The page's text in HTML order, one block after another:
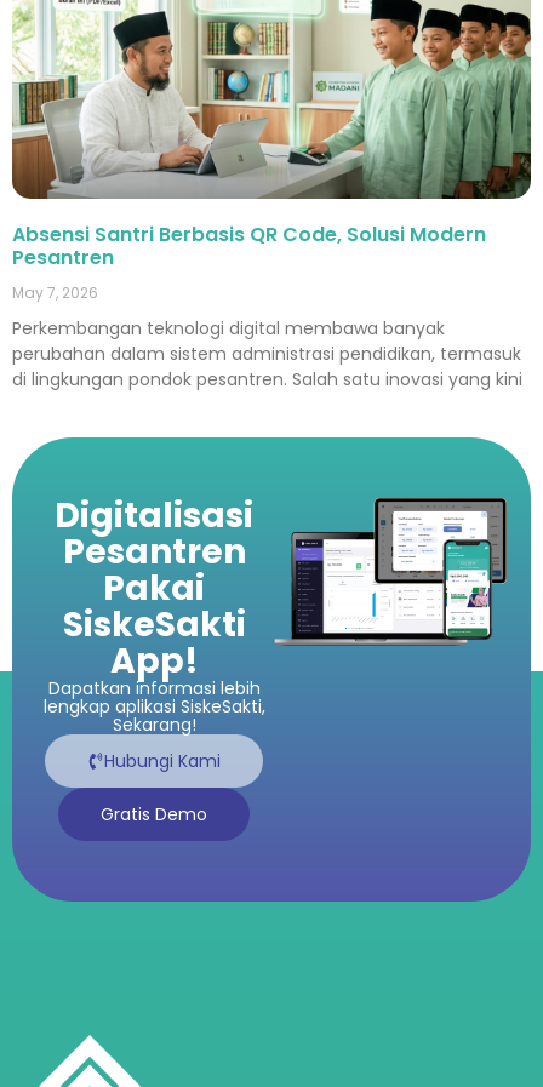
Absensi Santri Berbasis QR Code, Solusi Modern
Pesantren
May 7, 2026
Perkembangan teknologi digital membawa banyak
perubahan dalam sistem administrasi pendidikan, termasuk
di lingkungan pondok pesantren. Salah satu inovasi yang kini
Digitalisasi
Pesantren
Pakai
SiskeSakti
App!
Dapatkan informasi lebih
lengkap aplikasi SiskeSakti,
Sekarang!
Hubungi Kami
Gratis Demo